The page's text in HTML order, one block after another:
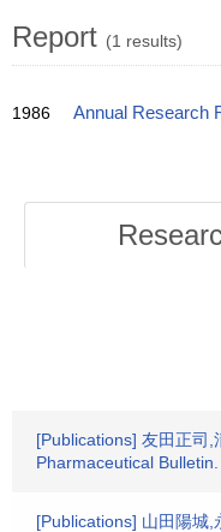
Report (1 results)
1986 Annual Research
[Publications] 友田正司
Pharmaceutical
[Publications] 山田陽城,